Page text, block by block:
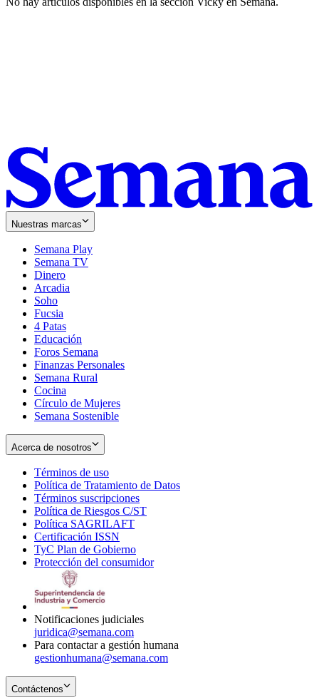
Nuestras marcas
Semana Play
Semana TV
Dinero
Arcadia
Soho
in
new
window
Fucsia
in
new
window
4 Patas
Educación
Foros Semana
Finanzas Personales
Semana Rural
Cocina
Círculo de Mujeres
Semana Sostenible
Acerca de nosotros
Términos de uso
in
new
window
Política de Tratamiento de Datos
Términos suscripciones
in
Política de Riesgos C/ST
Política SAGRILAFT
new
window
Certificación ISSN
in
new
TyC Plan de Gobierno
in
Protección del consumidorOpens
Notificaciones judiciales
juridica@semana.com
Para contactar a gestión humana
gestionhumana@semana.com
Contáctenos